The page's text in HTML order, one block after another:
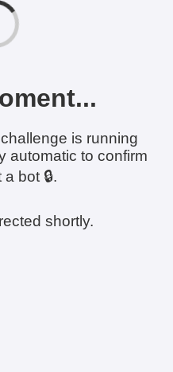
is running
automatic to confirm
bot 🔒.
shortly.